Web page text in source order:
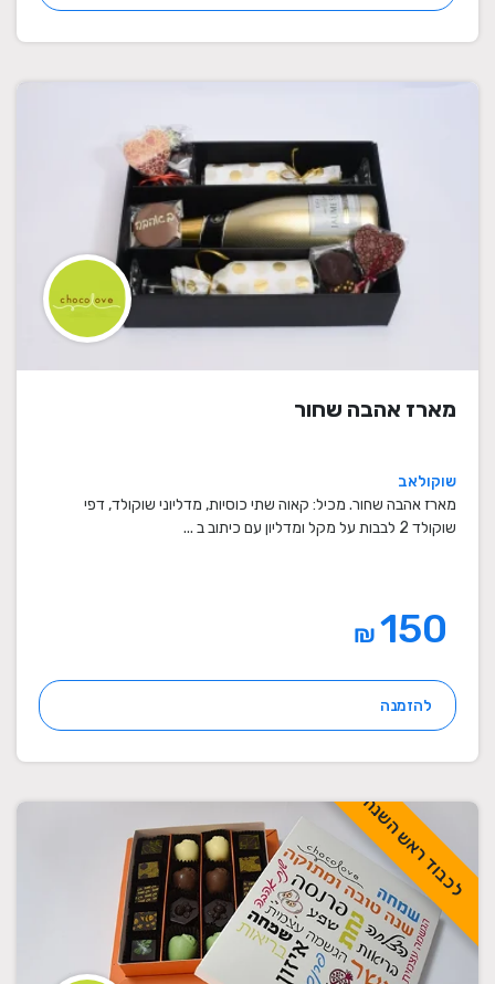
מארז אהבה שחור
שוקולאב
מארז אהבה שחור. מכיל: קאוה שתי כוסיות, מדליוני שוקולד, דפי
שוקולד 2 לבבות על מקל ומדליון עם כיתוב ב ...
₪
להזמנה
לכבוד ראש השנה